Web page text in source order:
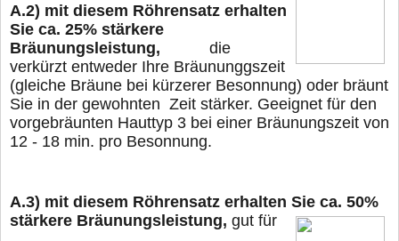
A.2) mit diesem Röhrensatz erhalten
Sie ca. 25% stärkere
Bräunungsleistung, die
verkürzt entweder Ihre Bräununggszeit
(gleiche Bräune bei kürzerer Besonnung) oder bräunt
Sie in der gewohnten Zeit stärker. Geeignet für den
vorgebräunten Hauttyp 3 bei einer Bräunungszeit von
12 - 18 min. pro Besonnung.
A.3) mit diesem Röhrensatz erhalten Sie ca. 50%
stärkere Bräunungsleistung, gut für